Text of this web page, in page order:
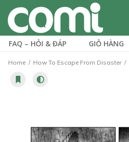
FAQ – HỎI & ĐÁP GIỎ HÀNG
Home How To Escape From Disaster